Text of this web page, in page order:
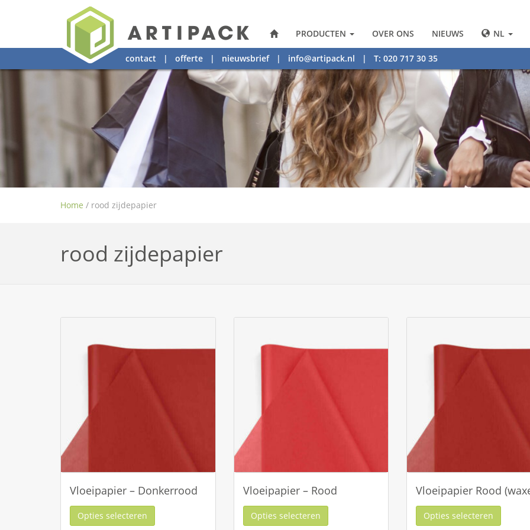
PRODUCTEN OVER ONS NIEUWS NL
contact | offerte | nieuwsbrief| info@artipack.nl | T: 020 717 30 35
Home / rood zijdepapier
rood zijdepapier
Vloeipapier – Donkerrood
Opties selecteren
Vloeipapier – Rood
Opties selecteren
Vloeipapier Rood
Opties selecteren